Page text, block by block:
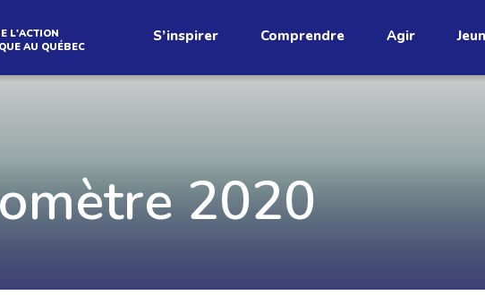
détend
L'ACTION
AU QUÉBEC
S’inspirer Comprendre Agir
2020